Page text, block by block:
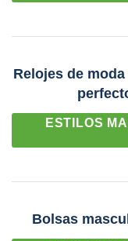
Relojes de
ESTILOS
Bolsas